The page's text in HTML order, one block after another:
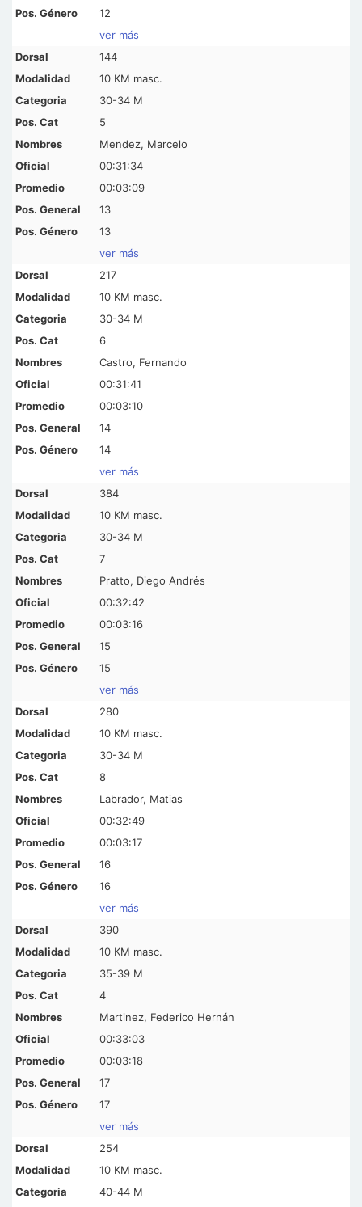
12
ver más
144
10 KM masc.
30-34 M
5
Mendez, Marcelo
00:31:34
00:03:09
13
13
ver más
217
10 KM masc.
30-34 M
6
Castro, Fernando
00:31:41
00:03:10
14
14
ver más
384
10 KM masc.
30-34 M
7
Pratto, Diego Andrés
00:32:42
00:03:16
15
15
ver más
280
10 KM masc.
30-34 M
8
Labrador, Matias
00:32:49
00:03:17
16
16
ver más
390
10 KM masc.
35-39 M
4
Martinez, Federico Hernán
00:33:03
00:03:18
17
17
ver más
254
10 KM masc.
40-44 M